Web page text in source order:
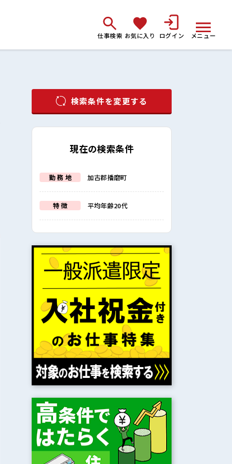
仕事検索 お気に入り ログイン メニュー
検索条件を変更する
現在の検索条件
勤 務 地 加古郡播磨町
特 徴 平均年齢20代